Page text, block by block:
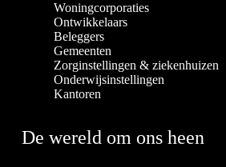
Woningcorporaties
Ontwikkelaars
Beleggers
Gemeenten
Zorginstellingen & ziekenhuizen
Onderwijsinstellingen
Kantoren
De wereld om ons heen